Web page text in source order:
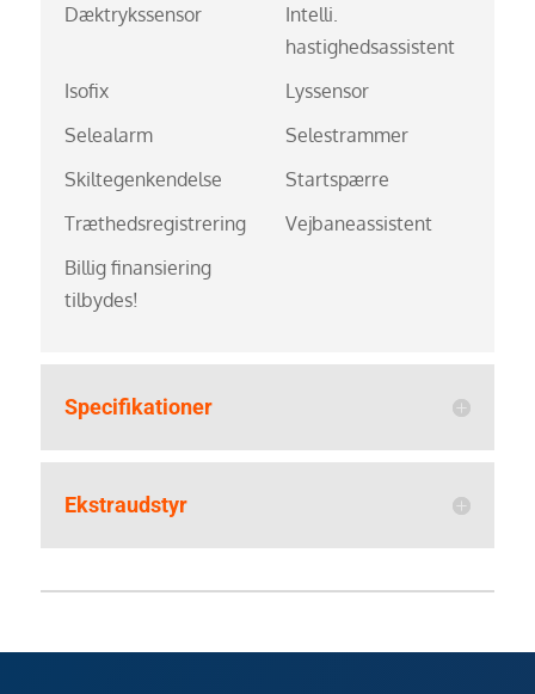
Dæktrykssensor
Intelli.
hastighedsassistent
Isofix
Lyssensor
Selealarm
Selestrammer
Skiltegenkendelse
Startspærre
Træthedsregistrering
Vejbaneassistent
Billig finansiering
tilbydes!
Specifikationer
Ekstraudstyr